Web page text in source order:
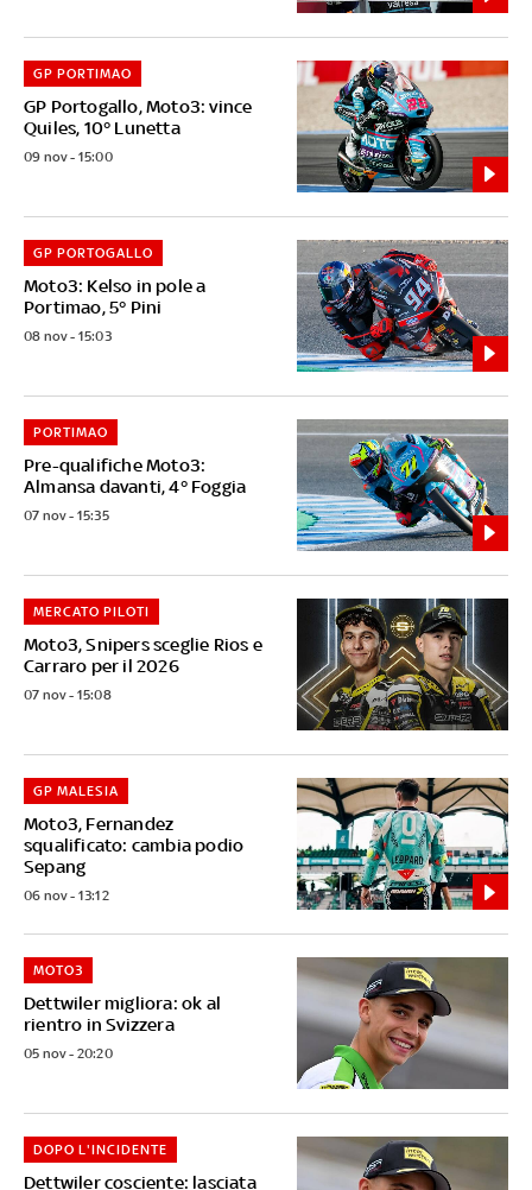
GP Portogallo, Moto3: vince
Quiles, 10° Lunetta
GP PORTIMAO
09 nov - 15:00
Moto3: Kelso in pole a
Portimao, 5° Pini
GP PORTOGALLO
08 nov - 15:03
Pre-qualifiche Moto3:
Almansa davanti, 4° Foggia
PORTIMAO
07 nov - 15:35
Moto3, Snipers sceglie Rios e
Carraro per il 2026
MERCATO PILOTI
07 nov - 15:08
Moto3, Fernandez
squalificato: cambia podio
Sepang
GP MALESIA
06 nov - 13:12
Dettwiler migliora: ok al
rientro in Svizzera
MOTO3
05 nov - 20:20
Dettwiler cosciente: lasciata
DOPO L'INCIDENTE